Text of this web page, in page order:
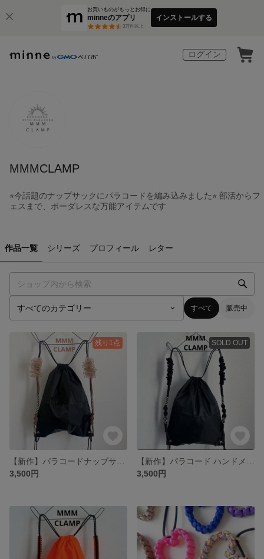
お買いものがもっとお得に
minneのアプリ
3万件以上
インストールする
ログイン
MMMCLAMP
⭐︎今話題のナップサックにパラコードを編み込みました⭐︎ 部活からフ
ェスまで、ボーダレスな万能アイテムです
作品一覧 シリーズ プロフィール レター
すべて 販売中
残り1点
3,500円
SOLD OUT
3,500円